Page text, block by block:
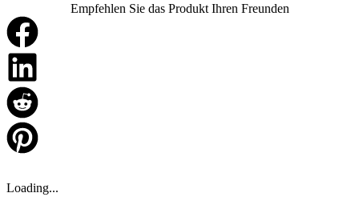
Empfehlen Sie das Produkt Ihren Freunden
Loading...